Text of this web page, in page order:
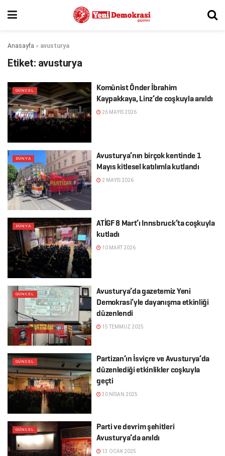
Anasayfa » avusturya
Etiket: avusturya
GÜNCEL
Komünist Önder İbrahim
Kaypakkaya, Linz’de coşkuyla anıldı
26 MAYIS 2026
DÜNYA
Avusturya’nın birçok kentinde 1
Mayıs kitlesel katılımla kutlandı
2 MAYIS 2026
DÜNYA
ATİGF 8 Mart’ı Innsbruck’ta coşkuyla
kutladı
10 MART 2026
GÜNCEL
Avusturya’da gazetemiz Yeni
Demokrasi’yle dayanışma etkinliği
düzenlendi
15 TEMMUZ 2025
GÜNCEL
Partizan’ın İsviçre ve Avusturya’da
düzenlediği etkinlikler coşkuyla
geçti
30 NISAN 2025
GÜNCEL
Parti ve devrim şehitleri
Avusturya’da anıldı
13 OCAK 2025